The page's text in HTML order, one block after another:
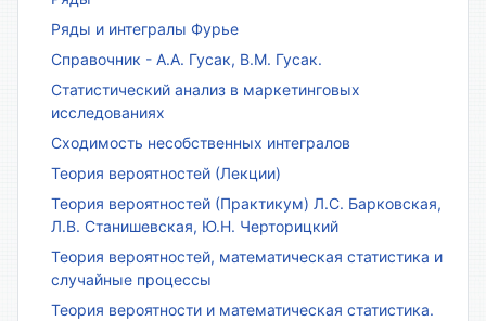
Ряды и интегралы Фурье
Справочник - А.А. Гусак, В.М. Гусак.
Статистический анализ в маркетинговых
исследованиях
Сходимость несобственных интегралов
Теория вероятностей (Лекции)
Теория вероятностей (Практикум) Л.С. Барковская,
Л.В. Станишевская, Ю.Н. Черторицкий
Теория вероятностей, математическая статистика и
случайные процессы
Теория вероятности и математическая статистика.